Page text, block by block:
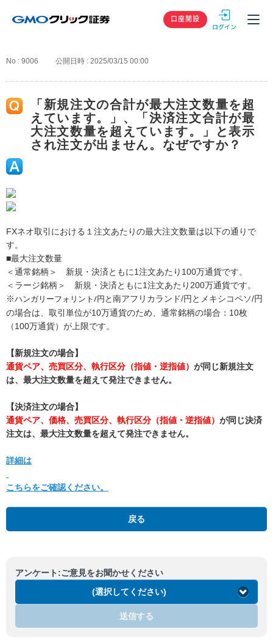
GMOクリック
口座開設
No : 9006 公開日時 : 2025/03/15 00:00
「新規注文の合計が最大注文数量を超
えています。」、「決済注文合計が最
大注文数量を超えています。」と表示
され注文が出ません。なぜですか？
FXネオ取引における１注文あたりの最大注文数量は以下の通りで
す。
■最大注文数量
＜通常銘柄＞ 新規・決済ともに1注文あたり100万通貨です。
＜ラージ銘柄＞ 新規・決済ともに1注文あたり200万通貨です。
※ハンガリーフォリント/円と南アフリカランド/円とメキシコペソ/円
の場合は、取引単位が10万通貨のため、通常銘柄の場合：10枚
（100万通貨）が上限です。
【新規注文の場合】
通貨ペア、売買区分、執行区分（指値・逆指値） が同じ新規注文
は、最大注文数量を超えて発注できません。
【決済注文の場合】
通貨ペア、価格、売買区分、執行区分（指値・逆指値） が同じ決済
注文は、最大注文数量を超えて発注できません。
詳細は
こちらをご確認ください。
戻る
アンケート:ご意見をお聞かせください
(選択してください)
送信する